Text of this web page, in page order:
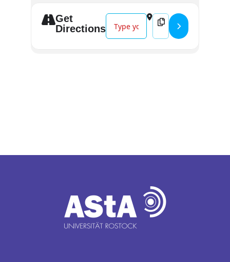
Get
Directions
Address - Dr. Jan Mühlstein:
Destination Address